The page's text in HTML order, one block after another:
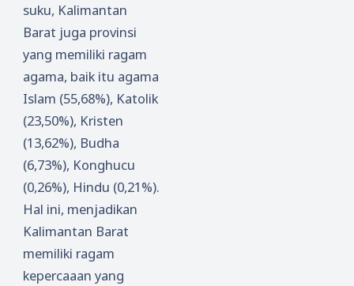
suku, Kalimantan
Barat juga provinsi
yang memiliki ragam
agama, baik itu agama
Islam (55,68%), Katolik
(23,50%), Kristen
(13,62%), Budha
(6,73%), Konghucu
(0,26%), Hindu (0,21%).
Hal ini, menjadikan
Kalimantan Barat
memiliki ragam
kepercaaan yang